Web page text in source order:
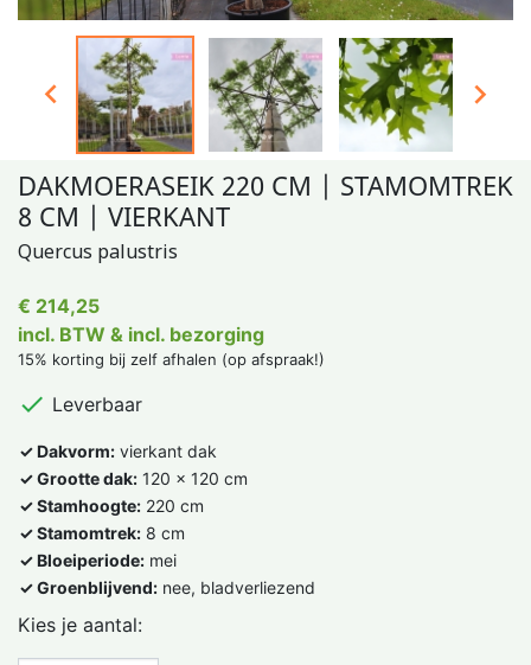
 
DAKMOERASEIK 220 CM | STAMOMTREK
8 CM | VIERKANT
Quercus palustris
€ 214,25
incl. BTW & incl. bezorging
15% korting bij zelf afhalen (op afspraak!)
 Leverbaar
✓ Dakvorm: vierkant dak
✓ Grootte dak: 120 x 120 cm
✓ Stamhoogte: 220 cm
✓ Stamomtrek: 8 cm
✓ Bloeiperiode: mei
✓ Groenblijvend: nee, bladverliezend
Kies je aantal: